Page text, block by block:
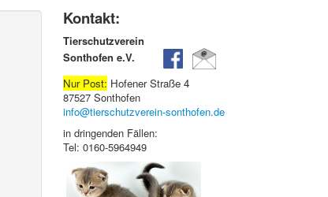
Kontakt:
Tierschutzverein
Sonthofen e.V.
Nur Post: Hofener Straße 4
87527 Sonthofen
info@tierschutzverein-sonthofen.de
in dringenden Fällen:
Tel: 0160-5964949